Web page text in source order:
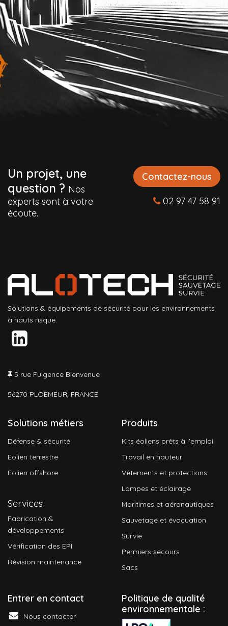
Un projet, une
question ? Nos
experts sont à votre
écoute.
Contactez-nous
02 97 47 58 91
Solutions & équipements de sécurité pour les environnements
à hauts risque.
5 rue Fulgence Bienvenue
56270 PLOEMEUR, FRANCE
Solutions métiers
Défense & sécurité
Eolien terrestre
Eolien offshore
Services
Fabrication &
développements
Vérification des EPI
Révision maintenance
Produits
Kits éoliens prêts à l'emploi
Travail en hauteur
Vêtements et protections
Lampes et éclairage
Maritimes et aéronautiques
Sauvetage et évacuation
Survie
Permiers secours
Sacs
Entrer en contact
Nous contacter
Politique de qualité
environnementale :